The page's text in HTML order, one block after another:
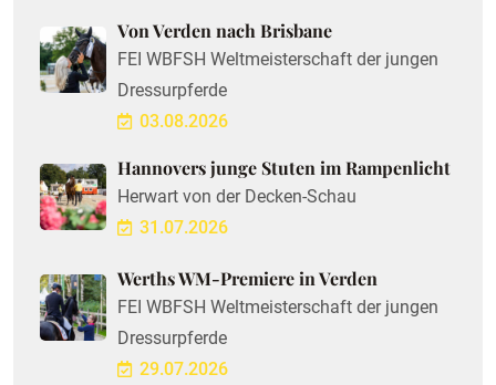
Von Verden nach Brisbane
FEI WBFSH Weltmeisterschaft der jungen
Dressurpferde
03.08.2026
Hannovers junge Stuten im Rampenlicht
Herwart von der Decken-Schau
31.07.2026
Werths WM-Premiere in Verden
FEI WBFSH Weltmeisterschaft der jungen
Dressurpferde
29.07.2026